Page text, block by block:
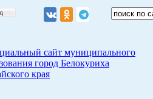
сайт муниципального
город Белокуриха
края